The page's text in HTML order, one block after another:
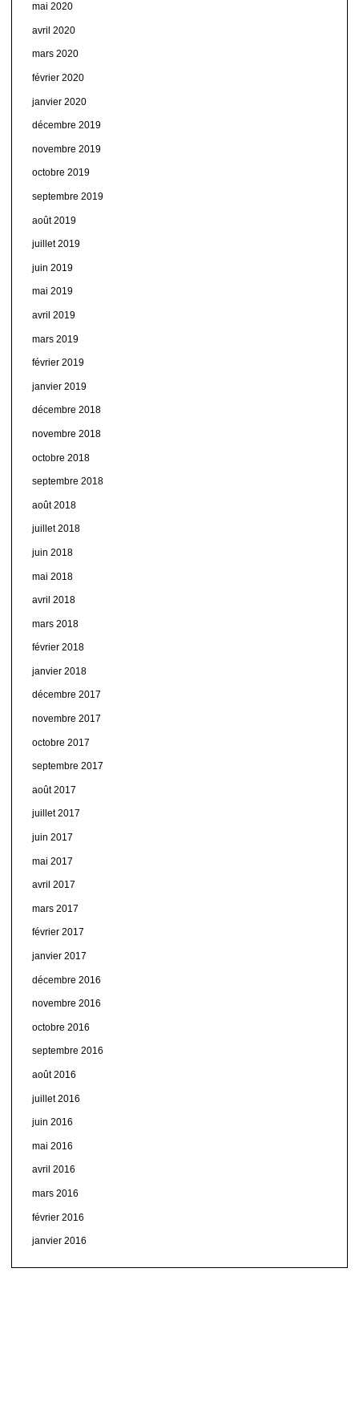
mai 2020
avril 2020
mars 2020
février 2020
janvier 2020
décembre 2019
novembre 2019
octobre 2019
septembre 2019
août 2019
juillet 2019
juin 2019
mai 2019
avril 2019
mars 2019
février 2019
janvier 2019
décembre 2018
novembre 2018
octobre 2018
septembre 2018
août 2018
juillet 2018
juin 2018
mai 2018
avril 2018
mars 2018
février 2018
janvier 2018
décembre 2017
novembre 2017
octobre 2017
septembre 2017
août 2017
juillet 2017
juin 2017
mai 2017
avril 2017
mars 2017
février 2017
janvier 2017
décembre 2016
novembre 2016
octobre 2016
septembre 2016
août 2016
juillet 2016
juin 2016
mai 2016
avril 2016
mars 2016
février 2016
janvier 2016